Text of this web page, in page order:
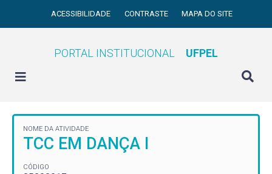
ACESSIBILIDADE CONTRASTE MAPA DO SITE
PORTAL INSTITUCIONAL UFPEL
NOME DA ATIVIDADE
TCC EM DANÇA I
CÓDIGO